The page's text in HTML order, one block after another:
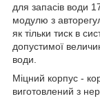
для запасів води
модулю з
як тільки тиск в
допустимої
води.
Міцний корпус -
виготовлений з